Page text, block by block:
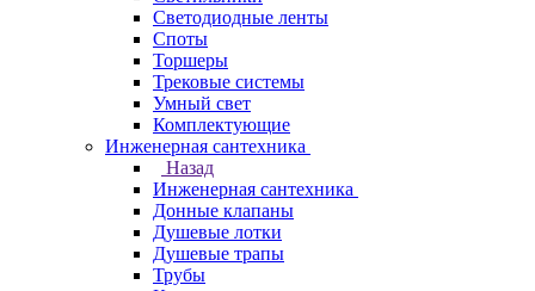
Светодиодные ленты
Споты
Торшеры
Трековые системы
Умный свет
Комплектующие
Инженерная сантехника
Назад
Инженерная сантехника
Донные клапаны
Душевые лотки
Душевые трапы
Трубы